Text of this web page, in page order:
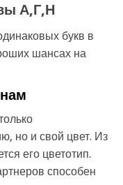
А,Г,Н
букв в
шансах на
но и свой цвет. Из
его цветотип.
способен